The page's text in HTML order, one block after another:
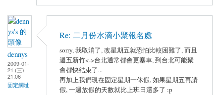
dennys
2009-01-
21 (三)
21:06
固定網址
Re: 二月份水滴小聚報名處
sorry, 我取消了, 改星期五就恐怕比較困難了, 而且
週五新竹<->台北通常都會更塞車, 到台北可能聚
會都快結束了...
再加上我們現在固定星期一休假, 如果星期五再請
假, 一週放假的天數就比上班日還多了 :p